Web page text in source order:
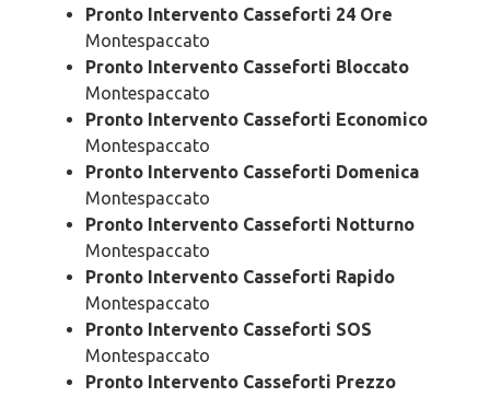
Pronto Intervento Casseforti 24 Ore
Montespaccato
Pronto Intervento Casseforti Bloccato
Montespaccato
Pronto Intervento Casseforti Economico
Montespaccato
Pronto Intervento Casseforti Domenica
Montespaccato
Pronto Intervento Casseforti Notturno
Montespaccato
Pronto Intervento Casseforti Rapido
Montespaccato
Pronto Intervento Casseforti SOS
Montespaccato
Pronto Intervento Casseforti Prezzo